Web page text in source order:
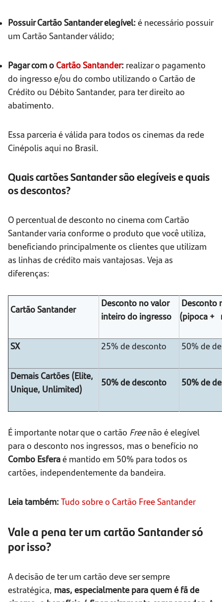
Possuir Cartão Santander elegível: é necessário possuir
um Cartão Santander válido;
Pagar com oCartão Santander: realizar o pagamento
do ingresso e/ou do combo utilizando o Cartão de
Crédito ou Débito Santander, para ter direito ao
abatimento.
Essa parceria é válida para todos os cinemas da rede
Cinépolis aqui no Brasil.
Quais cartões Santander são elegíveis e quais
os descontos?
O percentual de desconto no cinema com Cartão
Santander varia conforme o produto que você utiliza,
beneficiando principalmente os clientes que utilizam
as linhas de crédito mais vantajosas. Veja as
diferenças:
Cartão Santander
Desconto no valor
inteiro do ingresso
Desconto
(pipoca +
SX 25% de desconto 50% de
Demais Cartões (Elite,
Unique, Unlimited)
50% de desconto 50% de
É importante notar que o cartão Freenão é elegível
para o desconto nos ingressos, mas o benefício no
Combo Esferaé mantido em 50% para todos os
cartões, independentemente da bandeira.
Leia também: Tudo sobre o Cartão Free Santander
Vale a pena ter um cartão Santander só
por isso?
A decisão de ter um cartão deve ser sempre
estratégica, mas, especialmente para quem é fã de